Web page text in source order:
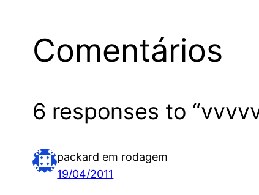
Comentários
6 responses to
packard em rodagem
19/04/2011